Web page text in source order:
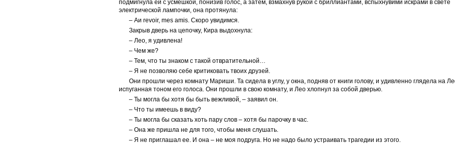
подмигнула ей с усмешкой, понизив голос, а затем, взмахнув рукой с бриллиантами, вспыхнувими искрами в свете
электрической лампочки, она протянула:
– Аи revoir, mes amis. Скоро увидимся.
Закрыв дверь на цепочку, Кира выдохнула:
– Лео, я удивлена!
– Чем же?
– Тем, что ты знаком с такой отвратительной…
– Я не позволяю себе критиковать твоих друзей.
Они прошли через комнату Мариши. Та сидела в углу, у окна, подняв от книги голову, и удивленно глядела на
испуганная тоном его голоса. Они прошли в свою комнату, и Лео хлопнул за собой дверью.
– Ты могла бы хотя бы быть вежливой, – заявил он.
– Что ты имеешь в виду?
– Ты могла бы сказать хоть пару слов – хотя бы парочку в час.
– Она же пришла не для того, чтобы меня слушать.
– Я не приглашал ее. И она – не моя подруга. Но не надо было устраивать трагедии из этого.